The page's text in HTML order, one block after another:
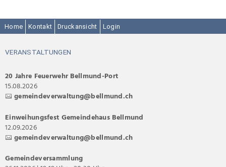
Home Kontakt Druckansicht Login
VERANSTALTUNGEN
20 Jahre Feuerwehr Bellmund-Port
15.08.2026
gemeindeverwaltung@bellmund.ch
Einweihungsfest Gemeindehaus Bellmund
12.09.2026
gemeindeverwaltung@bellmund.ch
Gemeindeversammlung